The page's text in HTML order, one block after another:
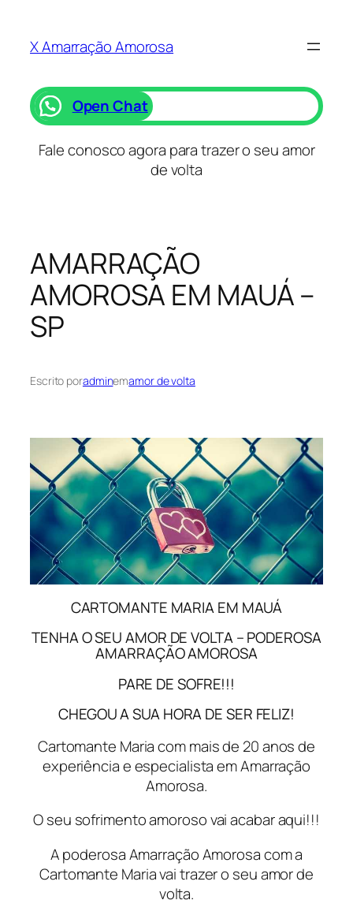
X Amarração Amorosa
Open Chat
Fale conosco agora para trazer o seu amor
de volta
AMARRAÇÃO
AMOROSA EM MAUÁ –
SP
Escrito poradminemamor de volta
CARTOMANTE MARIA EM MAUÁ
TENHA O SEU AMOR DE VOLTA – PODEROSA
AMARRAÇÃO AMOROSA
PARE DE SOFRE!!!
CHEGOU A SUA HORA DE SER FELIZ!
Cartomante Maria com mais de 20 anos de
experiência e especialista em Amarração
Amorosa.
O seu sofrimento amoroso vai acabar aqui!!!
A poderosa Amarração Amorosa com a
Cartomante Maria vai trazer o seu amor de
volta.